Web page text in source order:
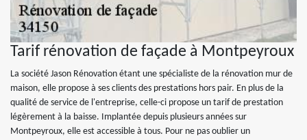
Tarif rénovation de façade à Montpeyroux
La société Jason Rénovation étant une spécialiste de la rénovation mur de
maison, elle propose à ses clients des prestations hors pair. En plus de la
qualité de service de l'entreprise, celle-ci propose un tarif de prestation
légèrement à la baisse. Implantée depuis plusieurs années sur
Montpeyroux, elle est accessible à tous. Pour ne pas oublier un